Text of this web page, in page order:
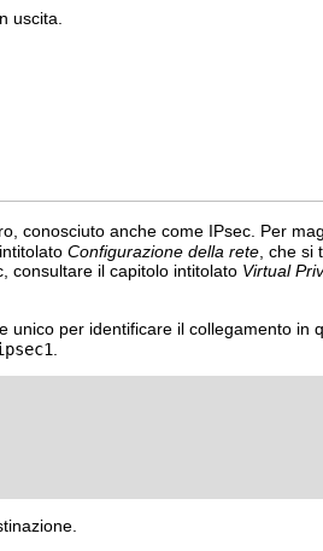
uscita.
conosciuto anche come IPsec. Per
Configurazione della rete , che si
consultare il capitolo intitolato Virtual
unico per identificare il collegamento in